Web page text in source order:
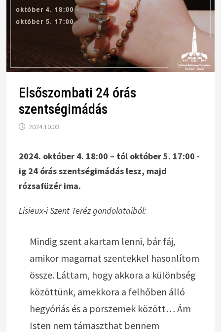
Elsőszombati 24 órás
szentségimádás
2024.10.03.
2024. október 4. 18:00 – tól október 5. 17:00 -
ig 24 órás szentségimádás lesz, majd
rózsafüzér ima.
Lisieux-i Szent Teréz gondolataiból:
Mindig szent akartam lenni, bár fáj,
amikor magamat szentekkel hasonlítom
össze. Láttam, hogy akkora a különbség
közöttünk, amekkora a felhőben álló
hegyóriás és a porszemek között… Ám
Isten nem támaszthat bennem